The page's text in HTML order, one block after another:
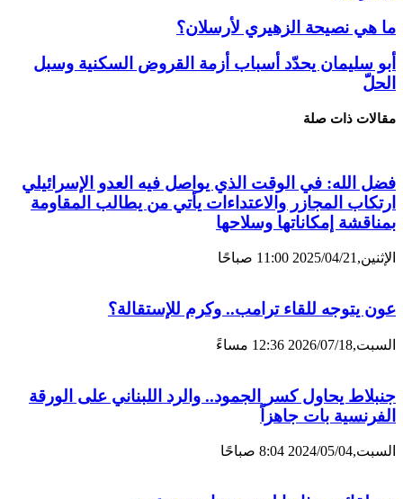
ما هي نصيحة الزهيري لأرسلان؟
أبو سليمان يحدّد أسباب أزمة القروض السكنية وسبل
الحلّ
مقالات ذات صلة
فضل الله: في الوقت الذي يواصل فيه العدو الإسرائيلي
ارتكاب المجازر والاعتداءات يأتي من يطالب المقاومة
بمناقشة إمكاناتها وسلاحها
الإثنين,2025/04/21 11:00 صباحًا
عون يتوجه للقاء ترامب.. وكرم للإستقالة؟
السبت,2026/07/18 12:36 مساءً
جنبلاط يحاول كسر الجمود.. والرد اللبناني على الورقة
الفرنسية بات جاهزاً
السبت,2024/05/04 8:04 صباحًا